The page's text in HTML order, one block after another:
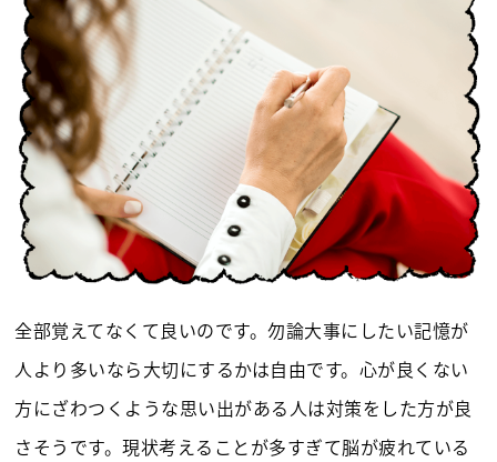
全部覚えてなくて良いのです。勿論大事にしたい記憶が
人より多いなら大切にするかは自由です。心が良くない
方にざわつくような思い出がある人は対策をした方が良
さそうです。現状考えることが多すぎて脳が疲れている